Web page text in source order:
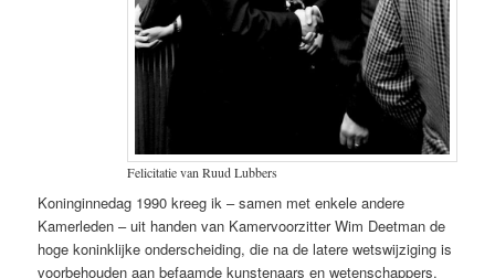
Felicitatie van Ruud Lubbers
Koninginnedag 1990 kreeg ik – samen met enkele andere
Kamerleden – uit handen van Kamervoorzitter Wim Deetman de
hoge koninklijke onderscheiding, die na de latere wetswijziging is
voorbehouden aan befaamde kunstenaars en wetenschappers.